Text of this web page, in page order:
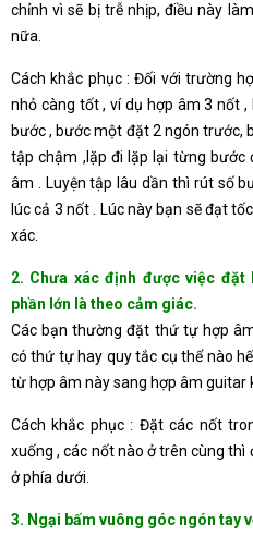
chỉnh vì sẽ bị trễ nhịp, điều này
nữa.
Cách khắc phục : Đối với trường
nhỏ càng tốt , ví dụ hợp âm 3 nốt
bước , bước một đặt 2 ngón trước,
tập chậm ,lặp đi lặp lại từng bước
âm . Luyện tập lâu dần thì rút số
lúc cả 3 nốt . Lúc này bạn sẽ đạt
xác.
2. Chưa xác định được việc
phần lớn là theo cảm giác.
Các bạn thường đặt thứ tự hợp
có thứ tự hay quy tắc cụ thể nào
từ hợp âm này sang hợp âm guitar
Cách khắc phục : Đặt các nốt
xuống , các nốt nào ở trên cùng
ở phía dưới.
3. Ngại bấm vuông góc ngón tay